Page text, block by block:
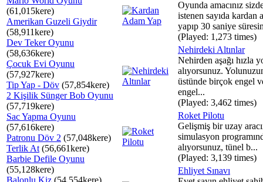
(61,015kere)
Amerikan Guzeli Giydir
(58,911kere)
Dev Teker Oyunu
(58,636kere)
Çocuk Evi Oyunu
(57,927kere)
Tip Yap - Döv (57,854kere)
2 Kişilik Sünger Bob Oyunu
(57,719kere)
Sac Yapma Oyunu
(57,616kere)
Patronu Döv 2 (57,048kere)
Terlik At (56,661kere)
Barbie Defile Oyunu
(55,128kere)
Balonlu Kiz (54,554kere)
Oyunda amacınız
istenen sayıda kardan
yapıp 30 saniye
(Played: 1,273 times)
Nehirdeki Altınlar
Nehirden aşağı hızla
alıyorsunuz.
üstünde birçok engel
engel...
(Played: 3,462 times)
Roket Pilotu
Gelişmiş bir uzay
simulasyon
alıyorsunuz, tünel b...
(Played: 3,139 times)
Ehliyet Sınavı